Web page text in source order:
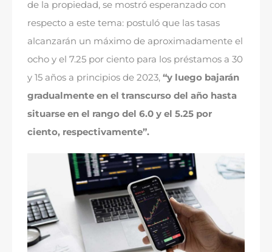
de la propiedad, se mostró esperanzado con
respecto a este tema: postuló que las tasas
alcanzarán un máximo de aproximadamente el
ocho y el 7.25 por ciento para los préstamos a 30
y 15 años a principios de 2023, “y luego bajarán
gradualmente en el transcurso del año hasta
situarse en el rango del 6.0 y el 5.25 por
ciento, respectivamente”.